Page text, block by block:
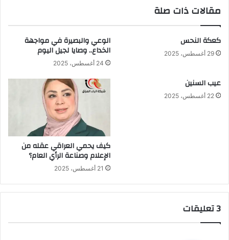
مقالات ذات صلة
كعكة النحس
29 أغسطس، 2025
الوعي والبصيرة في مواجهة
الخداع.. وصايا لجيل اليوم
24 أغسطس، 2025
عيب السنين
22 أغسطس، 2025
كيف يحمي العراقي عقله من
الإعلام وصناعة الرأي العام؟
21 أغسطس، 2025
‫3 تعليقات